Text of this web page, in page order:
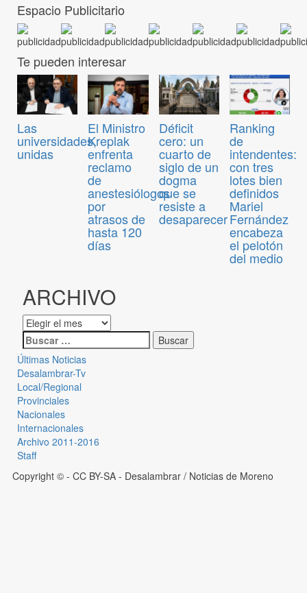
Espacio Publicitario
Te pueden interesar
Las
universidades,
unidas
El Ministro
Kreplak
enfrenta
reclamo
de
anestesiólogos
por
atrasos de
hasta 120
días
Déficit
cero: un
cuarto de
siglo de un
dogma
que se
resiste a
desaparecer
Ranking
de
intendentes:
con tres
lotes bien
definidos
Mariel
Fernández
encabeza
el pelotón
del medio
ARCHIVO
Últimas Noticias
Desalambrar-Tv
Local/Regional
Provinciales
Nacionales
Internacionales
Archivo 2011-2016
Staff
Copyright © - CC BY-SA - Desalambrar / Noticias de Moreno